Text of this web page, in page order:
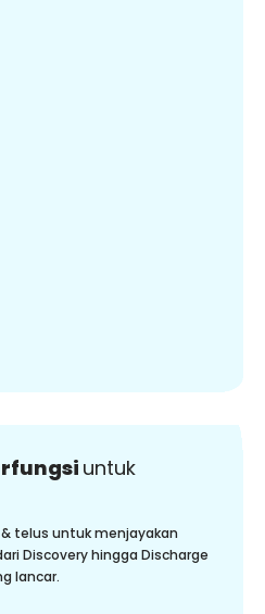
untuk
telus untuk menjayakan
Discovery hingga Discharge
lancar.